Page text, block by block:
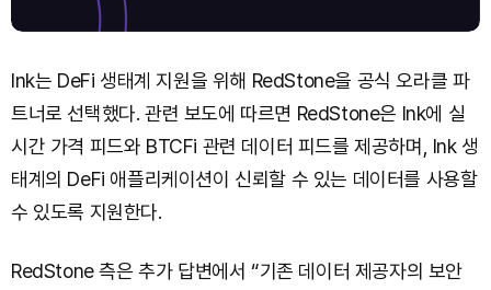
Ink는 DeFi 생태계 지원을 위해 RedStone을 공식 오라클 파
트너로 선택했다. 관련 보도에 따르면 RedStone은 Ink에 실
시간 가격 피드와 BTCFi 관련 데이터 피드를 제공하며, Ink 생
태계의 DeFi 애플리케이션이 신뢰할 수 있는 데이터를 사용할
수 있도록 지원한다.
RedStone 측은 추가 답변에서 “기존 데이터 제공자의 보안